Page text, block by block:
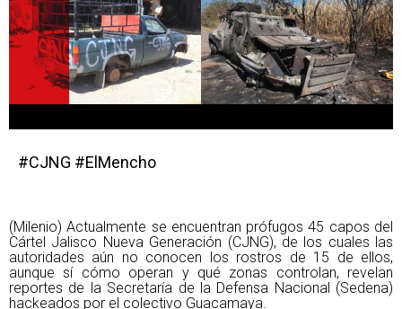
#CJNG #ElMencho
(Milenio) Actualmente se encuentran prófugos 45 capos del
Cártel Jalisco Nueva Generación (CJNG), de los cuales las
autoridades aún no conocen los rostros de 15 de ellos,
aunque sí cómo operan y qué zonas controlan, revelan
reportes de la Secretaría de la Defensa Nacional (Sedena)
hackeados por el colectivo Guacamaya.